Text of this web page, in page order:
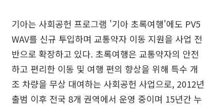
기아는 사회공헌 프로그램 '기아 초록여행'에도 PV5
WAV를 신규 투입하며 교통약자 이동 지원을 사업 전
반으로 확장하고 있다. 초록여행은 교통약자의 안전
하고 편리한 이동 및 여행 편의 향상을 위해 특수 개
조 차량을 무상 대여하는 사회공헌 사업으로, 2012년
출범 이후 전국 8개 권역에서 운영 중이며 15년간 누